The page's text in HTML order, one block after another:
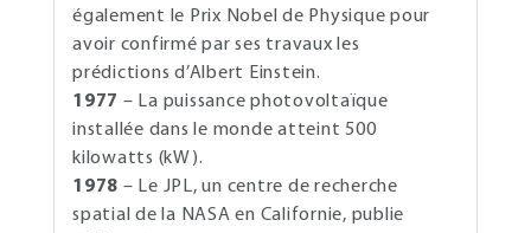
également le Prix Nobel de Physique pour
avoir confirmé par ses travaux les
prédictions d’Albert Einstein.
1977 – La puissance photovoltaïque
installée dans le monde atteint 500
kilowatts (kW).
1978 – Le JPL, un centre de recherche
spatial de la NASA en Californie, publie